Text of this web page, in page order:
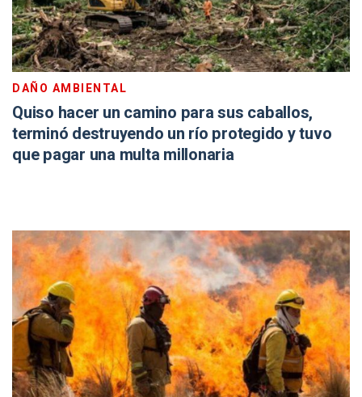
DAÑO AMBIENTAL
Quiso hacer un camino para sus caballos,
terminó destruyendo un río protegido y tuvo
que pagar una multa millonaria